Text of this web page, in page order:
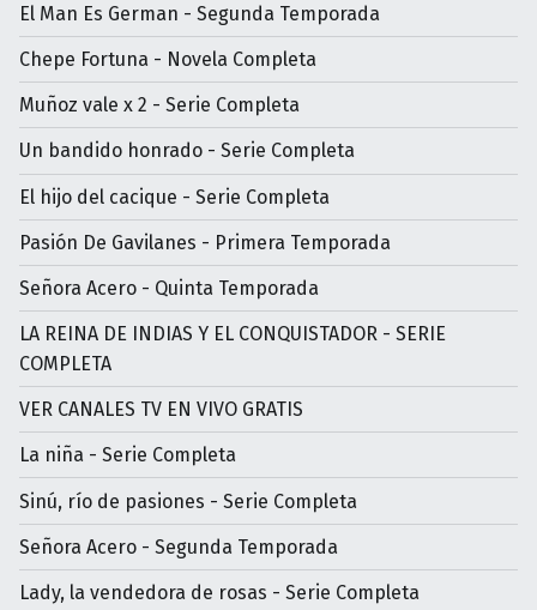
El Man Es German - Segunda Temporada
Chepe Fortuna - Novela Completa
Muñoz vale x 2 - Serie Completa
Un bandido honrado - Serie Completa
El hijo del cacique - Serie Completa
Pasión De Gavilanes - Primera Temporada
Señora Acero - Quinta Temporada
LA REINA DE INDIAS Y EL CONQUISTADOR - SERIE
COMPLETA
VER CANALES TV EN VIVO GRATIS
La niña - Serie Completa
Sinú, río de pasiones - Serie Completa
Señora Acero - Segunda Temporada
Lady, la vendedora de rosas - Serie Completa